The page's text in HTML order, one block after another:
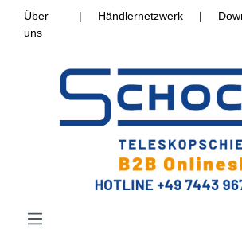
Über
uns
| Händlernetzwerk |